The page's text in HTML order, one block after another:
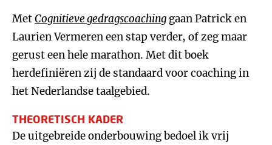
MetCognitieve gedragscoaching gaan Patrick en
Laurien Vermeren een stap verder, of zeg maar
gerust een hele marathon. Met dit boek
herdefiniëren zij de standaard voor coaching in
het Nederlandse taalgebied.
THEORETISCH KADER
De uitgebreide onderbouwing bedoel ik vrij